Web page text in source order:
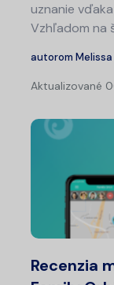
uznanie
Vzhľadom na
autorom Melissa
Aktualizované
Recenzia